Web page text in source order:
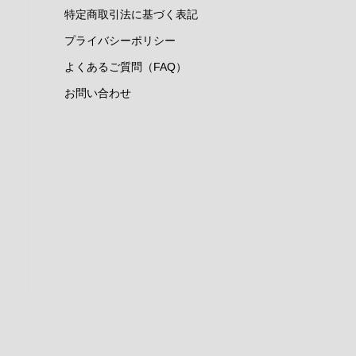
特定商取引法に基づく表記
プライバシーポリシー
よくあるご質問（FAQ）
お問い合わせ